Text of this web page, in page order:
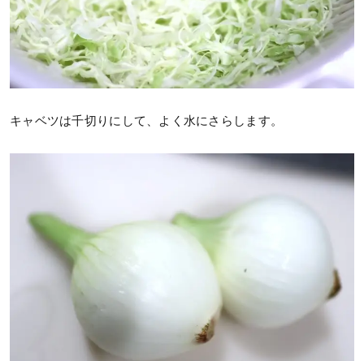
キャベツは千切りにして、よく水にさらします。